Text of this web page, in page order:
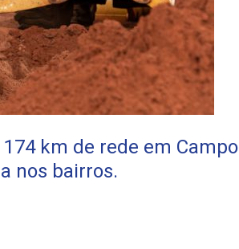
km de rede em Campo
nos bairros.